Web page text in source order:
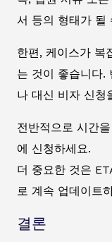
서 등의 형태가 될
한편, 케이스가 복
는 것이 좋습니다.
나 대신 비자 신청
전반적으로 시간
에 신청하세요.
더 중요한 것은
로 계속 업데이트
결론